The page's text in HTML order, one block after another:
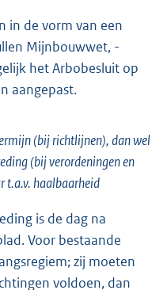
in de vorm van een
Mijnbouwwet, -
het Arbobesluit op
aangepast.
(bij richtlijnen), dan wel
(bij verordeningen en
t.a.v. haalbaarheid
is de dag na
Voor bestaande
zij moeten
voldoen, dan